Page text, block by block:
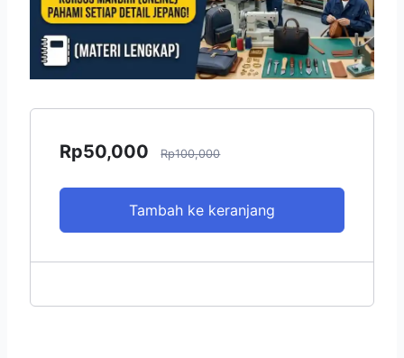
Rp50,000 Rp100,000
Tambah ke keranjang